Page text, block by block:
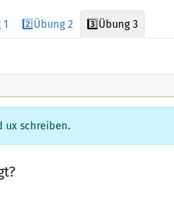
2️⃣Übung 2 3️⃣Übung 3
ux schreiben.